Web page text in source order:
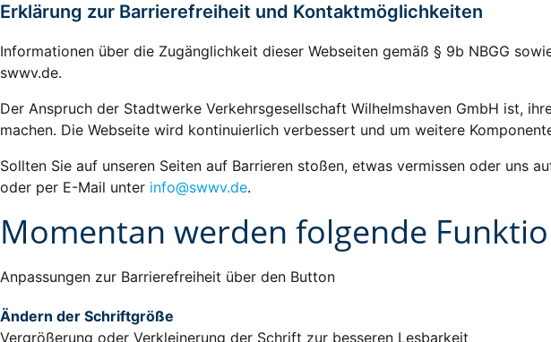
Erklärung zur Barrierefreiheit und Kontaktmöglichkeiten
Informationen über die Zugänglichkeit dieser Webseiten gemäß § 9b NBGG
swwv.de.
Der Anspruch der Stadtwerke Verkehrsgesellschaft Wilhelmshaven GmbH ist,
machen. Die Webseite wird kontinuierlich verbessert und um weitere
Sollten Sie auf unseren Seiten auf Barrieren stoßen, etwas vermissen oder uns
oder per E-Mail unter info@swwv.de.
Momentan werden folgende
Anpassungen zur Barrierefreiheit über den Button
Ändern der Schriftgröße
Vergrößerung oder Verkleinerung der Schrift zur besseren Lesbarkeit